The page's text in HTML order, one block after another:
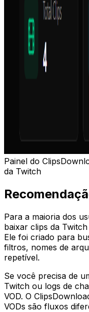
Painel do
da Twitch
Para a maioria dos
baixar clips da
Ele foi criado para
filtros, nomes de
repetível.
Se você precisa de
Twitch ou logs de
VOD. O
VODs são fluxos